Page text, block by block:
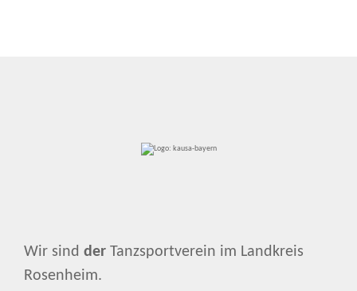
Wir sind der Tanzsportverein im Landkreis
Rosenheim.